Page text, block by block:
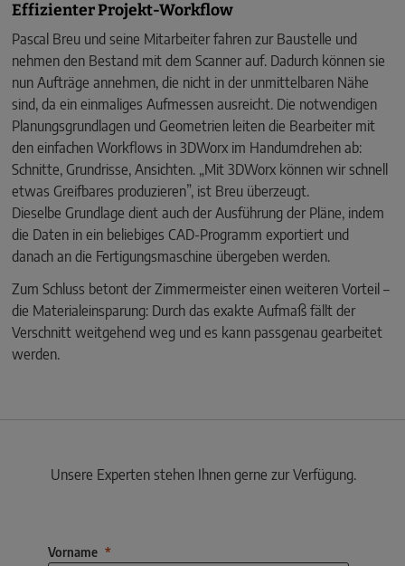
Effizienter Projekt-Workflow
Pascal Breu und seine Mitarbeiter fahren zur Baustelle und
nehmen den Bestand mit dem Scanner auf. Dadurch können sie
nun Aufträge annehmen, die nicht in der unmittelbaren Nähe
sind, da ein einmaliges Aufmessen ausreicht. Die notwendigen
Planungsgrundlagen und Geometrien leiten die Bearbeiter mit
den einfachen Workflows in 3DWorx im Handumdrehen ab:
Schnitte, Grund­risse, Ansichten. „Mit 3DWorx können wir schnell
etwas Greifbares produzieren”, ist Breu überzeugt.
Dieselbe Grundlage dient auch der Ausführung der Pläne, indem
die Da­ten in ein beliebiges CAD-Programm exportiert und
danach an die Fertigungs­maschine übergeben werden.
Zum Schluss betont der Zimmermeister einen weiteren Vorteil –
die Material­einsparung: Durch das exakte Aufmaß fällt der
Verschnitt weitgehend weg und es kann passgenau gearbeitet
werden.
Unsere Experten stehen Ihnen gerne zur Verfügung.
Vorname